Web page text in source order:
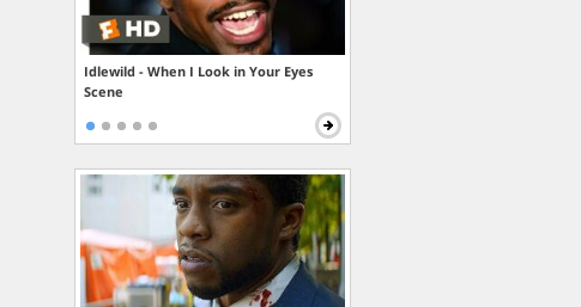
Idlewild - When I Look in Your Eyes
Scene